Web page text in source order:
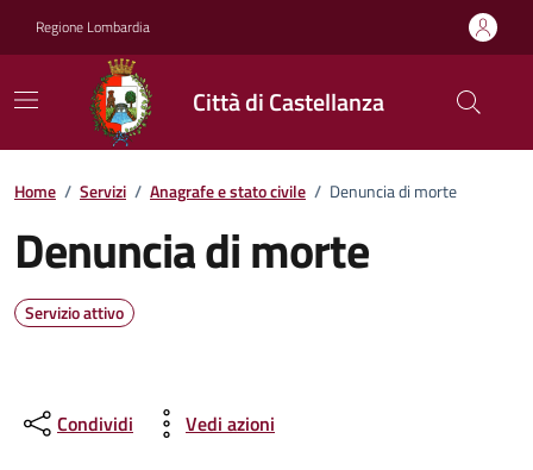
Regione Lombardia
Città di Castellanza
Home / Servizi / Anagrafe e stato civile / Denuncia di morte
Denuncia di morte
Servizio attivo
Condividi Vedi azioni